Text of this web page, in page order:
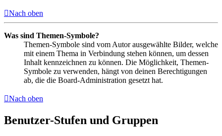
Nach oben
Was sind Themen-Symbole?
Themen-Symbole sind vom Autor ausgewählte Bilder, welche
mit einem Thema in Verbindung stehen können, um dessen
Inhalt kennzeichnen zu können. Die Möglichkeit, Themen-
Symbole zu verwenden, hängt von deinen Berechtigungen
ab, die die Board-Administration gesetzt hat.
Nach oben
Benutzer-Stufen und Gruppen